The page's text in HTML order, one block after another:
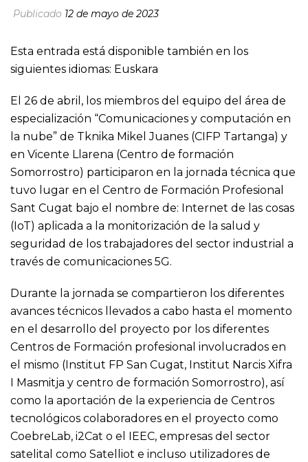
Publicado 12 de mayo de 2023
Esta entrada está disponible también en los
siguientes idiomas: Euskara
El 26 de abril, los miembros del equipo del área de
especialización “Comunicaciones y computación en
la nube” de Tknika Mikel Juanes (CIFP Tartanga) y
en Vicente Llarena (Centro de formación
Somorrostro) participaron en la jornada técnica que
tuvo lugar en el Centro de Formación Profesional
Sant Cugat bajo el nombre de: Internet de las cosas
(IoT) aplicada a la monitorización de la salud y
seguridad de los trabajadores del sector industrial a
través de comunicaciones 5G.
Durante la jornada se compartieron los diferentes
avances técnicos llevados a cabo hasta el momento
en el desarrollo del proyecto por los diferentes
Centros de Formación profesional involucrados en
el mismo (Institut FP San Cugat, Institut Narcis Xifra
I Masmitja y centro de formación Somorrostro), así
como la aportación de la experiencia de Centros
tecnológicos colaboradores en el proyecto como
CoebreLab, i2Cat o el IEEC, empresas del sector
satelital como Satelliot e incluso utilizadores de